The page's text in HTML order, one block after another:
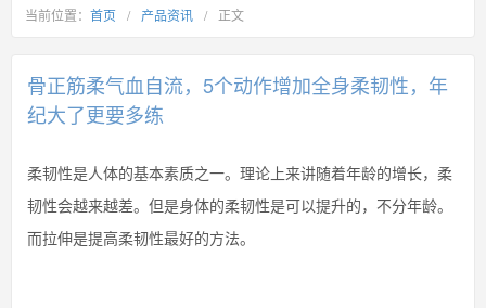
当前位置： 首页 / 产品资讯 / 正文
骨正筋柔气血自流，5个动作增加全身柔韧性，年
纪大了更要多练
柔韧性是人体的基本素质之一。理论上来讲随着年龄的增长，柔
韧性会越来越差。但是身体的柔韧性是可以提升的，不分年龄。
而拉伸是提高柔韧性最好的方法。